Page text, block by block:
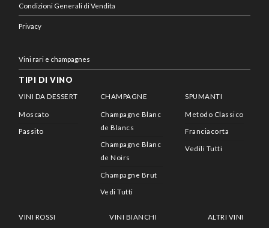
Condizioni Generali di Vendita
Privacy
Vini rari e champagnes
TIPI DI VINO
VINI DA DESSERT
Moscato
Passito
CHAMPAGNE
Champagne Blanc
de Blancs
Champagne Blanc
de Noirs
Champagne Brut
Vedi Tutti
SPUMANTI
Metodo Classico
Franciacorta
Vedili Tutti
VINI ROSSI VINI BIANCHI ALTRI VINI